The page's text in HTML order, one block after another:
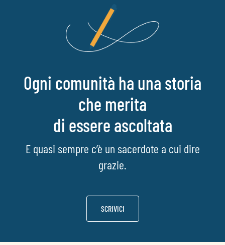
Ogni comunità ha una storia
che merita
di essere ascoltata
E quasi sempre c’è un sacerdote a cui dire
grazie.
SCRIVICI